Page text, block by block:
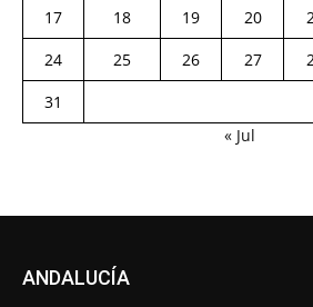
17
18 19 20
24
25 26 27
31
« Jul
ANDALUCÍA